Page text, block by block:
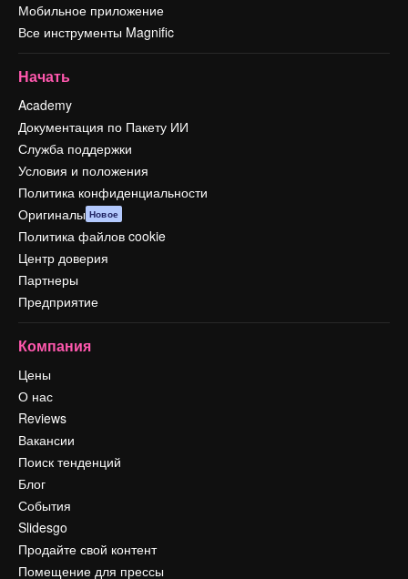
Мобильное приложение
Все инструменты Magnific
Начать
Academy
Документация по Пакету ИИ
Служба поддержки
Условия и положения
Политика конфиденциальности
Оригиналы Новое
Политика файлов cookie
Центр доверия
Партнеры
Предприятие
Компания
Цены
О нас
Reviews
Вакансии
Поиск тенденций
Блог
События
Slidesgo
Продайте свой контент
Помещение для прессы